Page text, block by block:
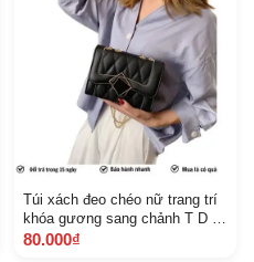
Túi xách đeo chéo nữ trang trí
khóa gương sang chảnh T D 15
Vừa Điện Thoại
80.000₫